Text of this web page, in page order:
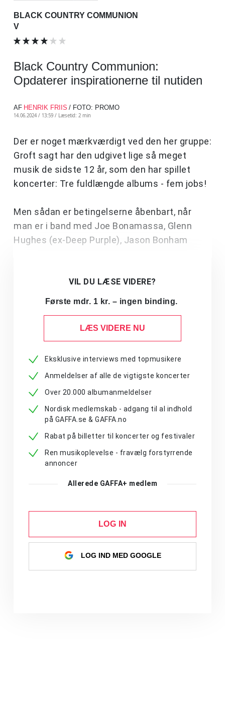
BLACK COUNTRY COMMUNION
V
Black Country Communion:
Opdaterer inspirationerne til nutiden
AF HENRIK FRIIS / FOTO: PROMO
14.06.2024 / 13:59 / Læsetid: 2 min
Der er noget mærkværdigt ved den her gruppe:
Groft sagt har den udgivet lige så meget
musik de sidste 12 år, som den har spillet
koncerter: Tre fuldlængde albums - fem jobs!
Men sådan er betingelserne åbenbart, når
man er i band med Joe Bonamassa, Glenn
Hughes (ex-Deep Purple), Jason Bonham
VIL DU LÆSE VIDERE?
Første mdr. 1 kr. – ingen binding.
LÆS VIDERE NU
Eksklusive interviews med topmusikere
Anmeldelser af alle de vigtigste koncerter
Over 20.000 albumanmeldelser
Nordisk medlemskab - adgang til al indhold
på GAFFA.se & GAFFA.no
Rabat på billetter til koncerter og festivaler
Ren musikoplevelse - fravælg forstyrrende
annoncer
Allerede GAFFA+ medlem
LOG IN
LOG IND MED GOOGLE